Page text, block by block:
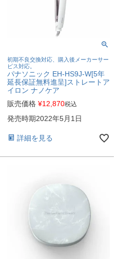
初期不良交換対応、購入後メーカーサー
ビス対応。
パナソニック EH-HS9J-W[5年
延長保証無料進呈]ストレートア
イロン ナノケア
販売価格 ¥12,870税込
発売時期2022年5月1日
詳細を見る